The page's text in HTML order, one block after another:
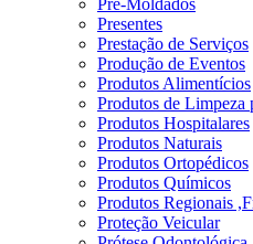
Pré-Moldados
Presentes
Prestação de Serviços
Produção de Eventos
Produtos Alimentícios
Produtos de Limpeza
Produtos Hospitalares
Produtos Naturais
Produtos Ortopédicos
Produtos Químicos
Produtos Regionais
Proteção Veicular